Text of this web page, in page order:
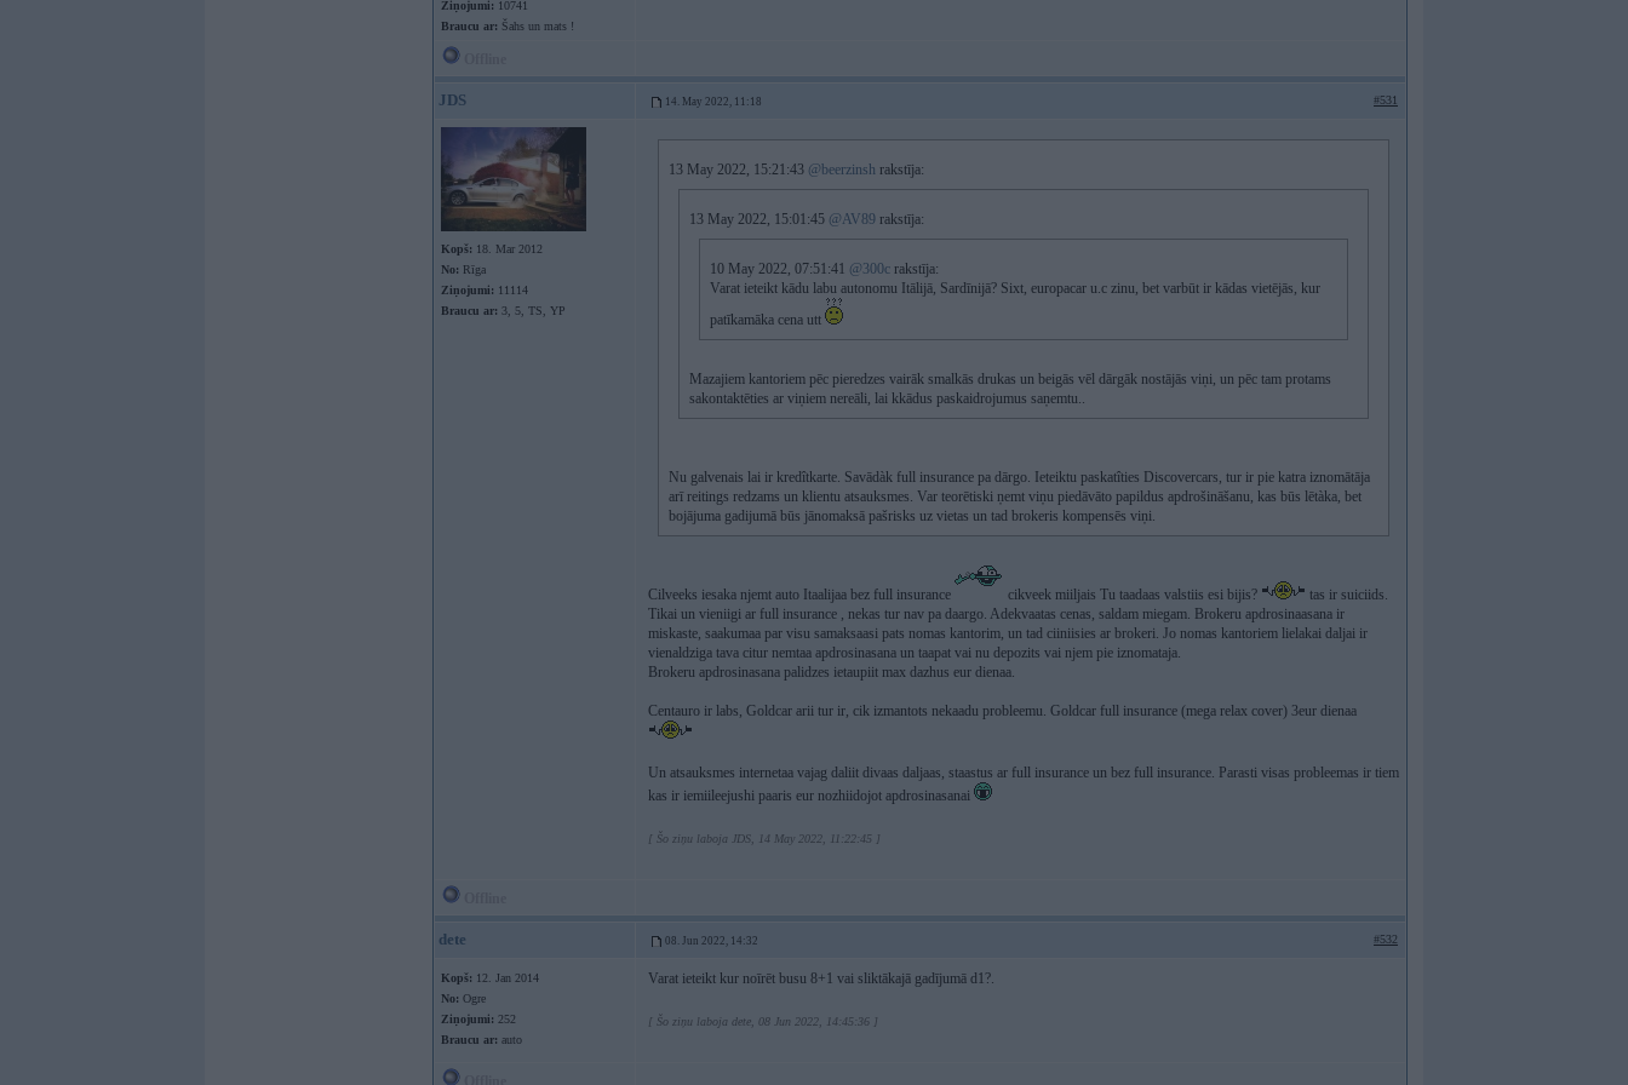
Ziņojumi: 10741
Braucu ar: Šahs un mats !
JDS 14. May 2022, 11:18 #531
Kopš: 18. Mar 2012
No: Rīga
Ziņojumi: 11114
Braucu ar: 3, 5, TS, YP
13 May 2022, 15:21:43 @beerzinsh rakstīja:
13 May 2022, 15:01:45 @AV89 rakstīja:
10 May 2022, 07:51:41 @300c rakstīja:
Varat ieteikt kādu labu autonomu Itālijā, Sardīnijā? Sixt, europacar u.c zinu, bet varbūt ir kādas vietējās, kur
patīkamāka cena utt
Mazajiem kantoriem pēc pieredzes vairāk smalkās drukas un beigās vēl dārgāk nostājās viņi, un pēc tam protams
sakontaktēties ar viņiem nereāli, lai kkādus paskaidrojumus saņemtu..
Nu galvenais lai ir kredîtkarte. Savādàk full insurance pa dārgo. Ieteiktu paskatîties Discovercars, tur ir pie katra iznomātāja
arī reitings redzams un klientu atsauksmes. Var teorētiski ņemt viņu piedāvāto papildus apdrošināšanu, kas būs lētàka, bet
bojājuma gadijumā būs jānomaksā pašrisks uz vietas un tad brokeris kompensēs viņi.
Cilveeks iesaka njemt auto Itaalijaa bez full insurance cikveek miiljais Tu taadaas valstiis esi bijis?
tas ir suiciids.
Tikai un vieniigi ar full insurance , nekas tur nav pa daargo. Adekvaatas cenas, saldam miegam. Brokeru apdrosinaasana ir
miskaste, saakumaa par visu samaksaasi pats nomas kantorim, un tad ciiniisies ar brokeri. Jo nomas kantoriem lielakai daljai ir
vienaldziga tava citur nemtaa apdrosinasana un taapat vai nu depozits vai njem pie iznomataja.
Brokeru apdrosinasana palidzes ietaupiit max dazhus eur dienaa.
Centauro ir labs, Goldcar arii tur ir, cik izmantots nekaadu probleemu. Goldcar full insurance (mega relax cover) 3eur dienaa
Un atsauksmes internetaa vajag daliit divaas daljaas, staastus ar full insurance un bez full insurance. Parasti visas probleemas ir tiem
kas ir iemiileejushi paaris eur nozhiidojot apdrosinasanai
[ Šo ziņu laboja JDS, 14 May 2022, 11:22:45 ]
dete 08. Jun 2022, 14:32 #532
Kopš: 12. Jan 2014
No: Ogre
Ziņojumi: 252
Braucu ar: auto
Varat ieteikt kur noīrēt busu 8+1 vai sliktākajā gadījumā d1?.
[ Šo ziņu laboja dete, 08 Jun 2022, 14:45:36 ]